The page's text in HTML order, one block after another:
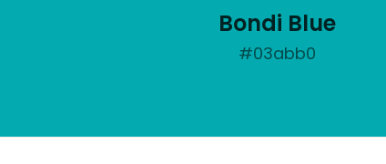
Bondi Blue
#03abb0